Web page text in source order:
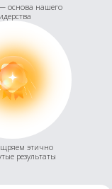
основа нашего
этично
результаты